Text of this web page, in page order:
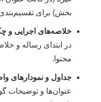
بخش) برای
خلاصه‌های اجرایی و
در ابتدای رساله و
محتوا.
جداول و نمودارهای
عنوان‌ها و توضیحات